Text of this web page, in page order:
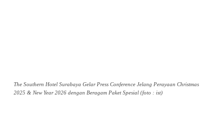
The Southern Hotel Surabaya Gelar Press Conference Jelang Perayaan Christmas
2025 & New Year 2026 dengan Beragam Paket Spesial (foto : ist)